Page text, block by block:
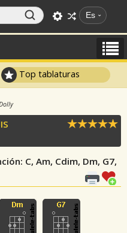
Es
Top tablaturas
: C, Am, Cdim, Dm, G7,